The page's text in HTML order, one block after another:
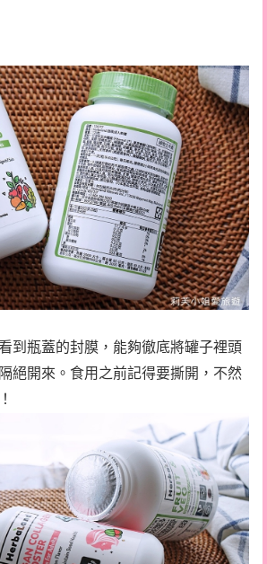
到瓶蓋的封膜，能夠徹底將罐子裡頭
絕開來。食用之前記得要撕開，不然